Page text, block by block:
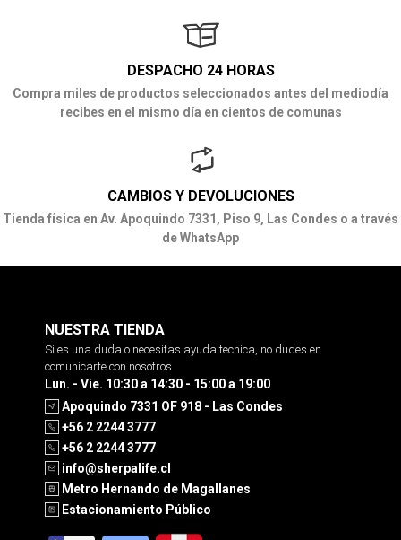
DESPACHO 24 HORAS
Compra miles de productos seleccionados antes del mediodía
recibes en el mismo día en cientos de comunas
CAMBIOS Y DEVOLUCIONES
Tienda física en Av. Apoquindo 7331, Piso 9, Las Condes o a través
de WhatsApp
NUESTRA TIENDA
Si es una duda o necesitas ayuda tecnica, no dudes en
comunicarte con nosotros
Lun. - Vie. 10:30 a 14:30 - 15:00 a 19:00
Apoquindo 7331 OF 918 - Las Condes
+56 2 2244 3777
+56 2 2244 3777
info@sherpalife.cl
Metro Hernando de Magallanes
Estacionamiento Público